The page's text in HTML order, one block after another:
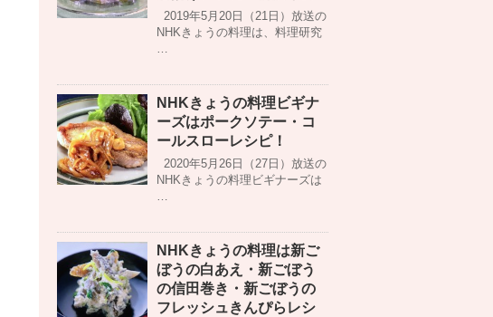
2019年5月20日（21日）放送の
NHKきょうの料理は、料理研究
…
NHKきょうの料理ビギナ
ーズはポークソテー・コ
ールスローレシピ！
2020年5月26日（27日）放送の
NHKきょうの料理ビギナーズは
…
NHKきょうの料理は新ご
ぼうの白あえ・新ごぼう
の信田巻き・新ごぼうの
フレッシュきんぴらレシ